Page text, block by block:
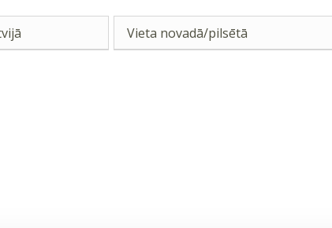
Vieta novadā/pilsētā